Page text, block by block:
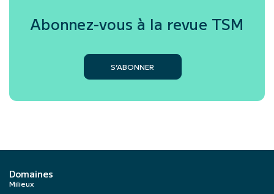
Abonnez-vous à la revue TSM
S’ABONNER
Domaines
Milieux